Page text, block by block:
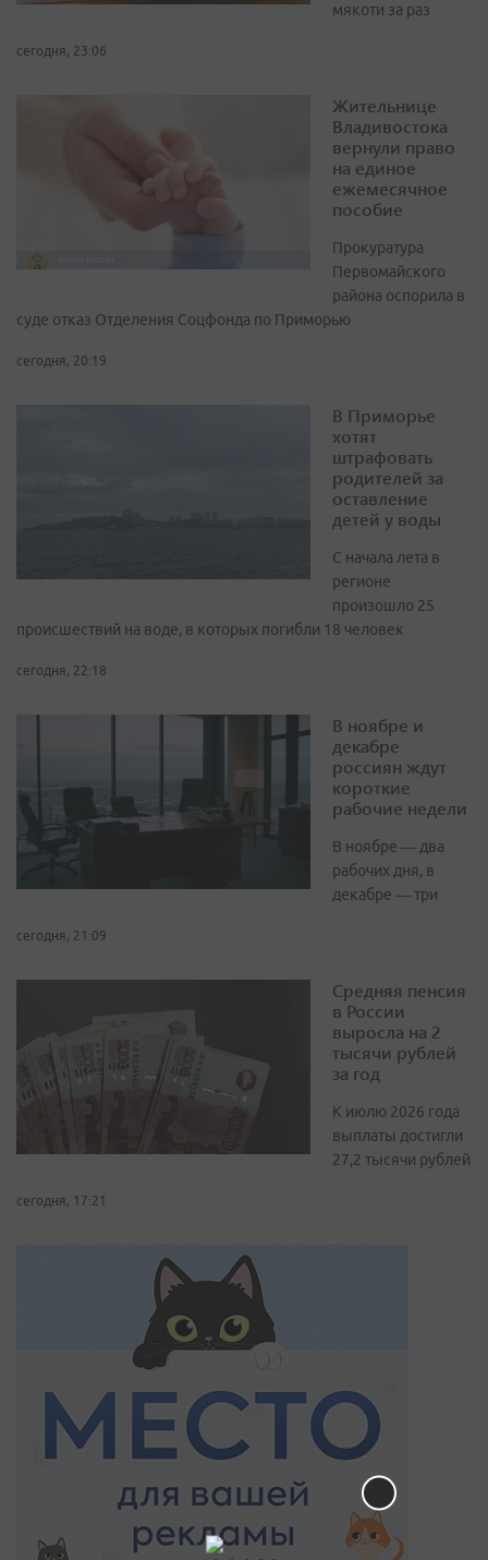
мякоти за раз
сегодня, 23:06
Жительнице
Владивостока
вернули право
на единое
ежемесячное
пособие
Прокуратура
Первомайского
района оспорила в
суде отказ Отделения Соцфонда по Приморью
сегодня, 20:19
В Приморье
хотят
штрафовать
родителей за
оставление
детей у воды
С начала лета в
регионе
произошло 25
происшествий на воде, в которых погибли 18 человек
сегодня, 22:18
В ноябре и
декабре
россиян ждут
короткие
рабочие недели
В ноябре — два
рабочих дня, в
декабре — три
сегодня, 21:09
Средняя пенсия
в России
выросла на 2
тысячи рублей
за год
К июлю 2026 года
выплаты достигли
27,2 тысячи рублей
сегодня, 17:21